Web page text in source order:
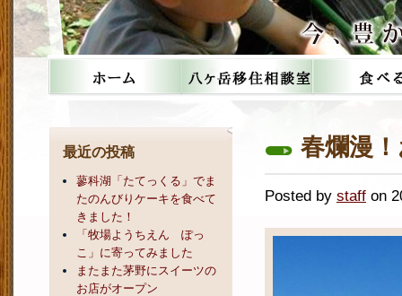
春爛漫
Posted by staff on
最近の投稿
蓼科湖「たてっくる」でま
たのんびりケーキを食べて
きました！
「牧場ようちえん ぽっ
こ」に寄ってみました
またまた茅野にスイーツの
お店がオープン